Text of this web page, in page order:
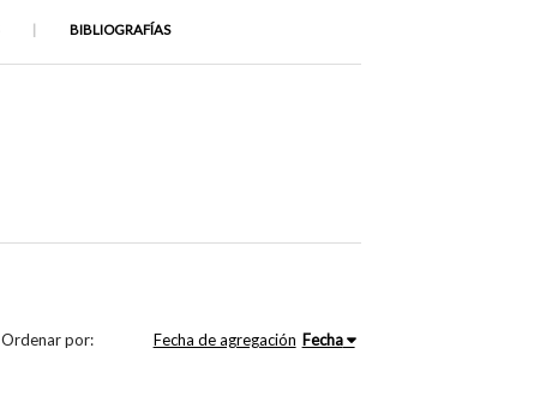
BIBLIOGRAFÍAS
Ordenar por: Fecha de agregación Fecha